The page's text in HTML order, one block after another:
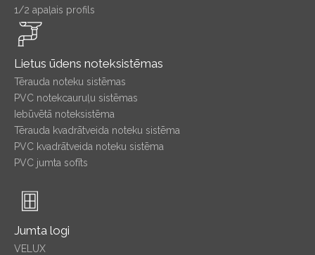
1/2 apaļais profils
Lietus ūdens noteksistēmas
Tērauda noteku sistēmas
PVC notekcauruļu sistēmas
Iebūvētā noteksistēma
Tērauda kvadrātveida noteku sistēma
PVC kvadrātveida noteku sistēma
PVC jumta sofīts
Jumta logi
VELUX